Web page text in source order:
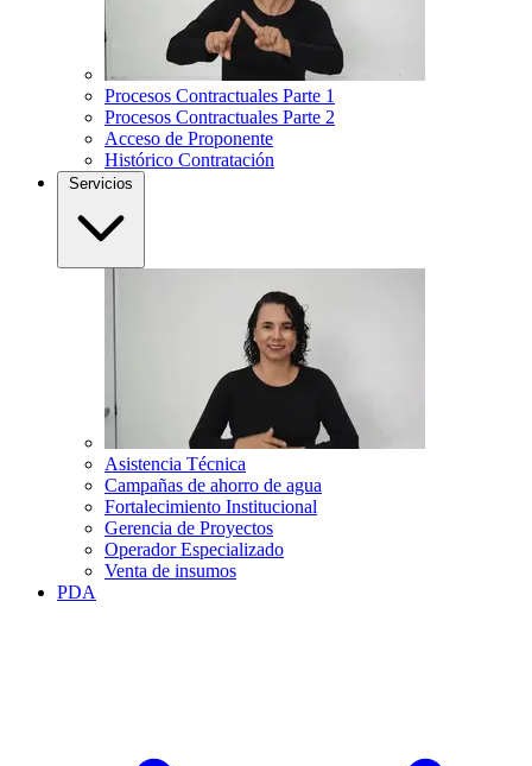
Procesos Contractuales Parte 1
Procesos Contractuales Parte 2
Acceso de Proponente
Histórico Contratación
Servicios
Asistencia Técnica
Campañas de ahorro de agua
Fortalecimiento Institucional
Gerencia de Proyectos
Operador Especializado
Venta de insumos
PDA